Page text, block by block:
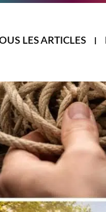
LES ARTICLES